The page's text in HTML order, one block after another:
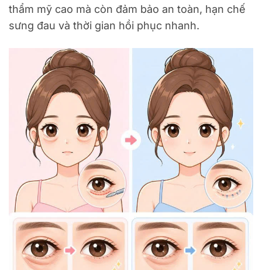
thẩm mỹ cao mà còn đảm bảo an toàn, hạn chế
sưng đau và thời gian hồi phục nhanh.